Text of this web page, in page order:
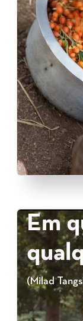
Em
(Milad